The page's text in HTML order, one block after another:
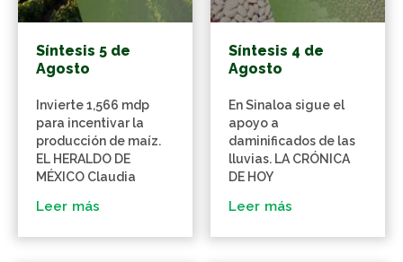
Síntesis 5 de
Agosto
Invierte 1,566 mdp
para incentivar la
producción de maíz.
EL HERALDO DE
MÉXICO Claudia
Leer más
Síntesis 4 de
Agosto
En Sinaloa sigue el
apoyo a
daminificados de las
lluvias. LA CRÓNICA
DE HOY
Leer más